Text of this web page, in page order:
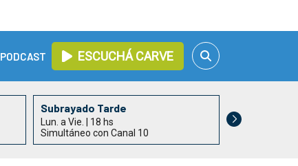
PODCAST ESCUCHÁ CARVE
Subrayado Tarde
Lun. a Vie. | 18 hs
Simultáneo con Canal 10
Lun. a Vie. | 19